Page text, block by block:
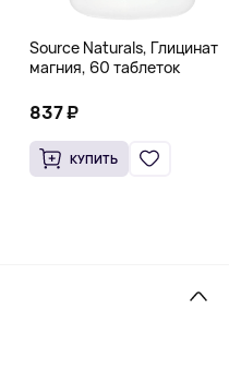
Source Naturals, Глицинат
магния, 60 таблеток
837 ₽
КУПИТЬ